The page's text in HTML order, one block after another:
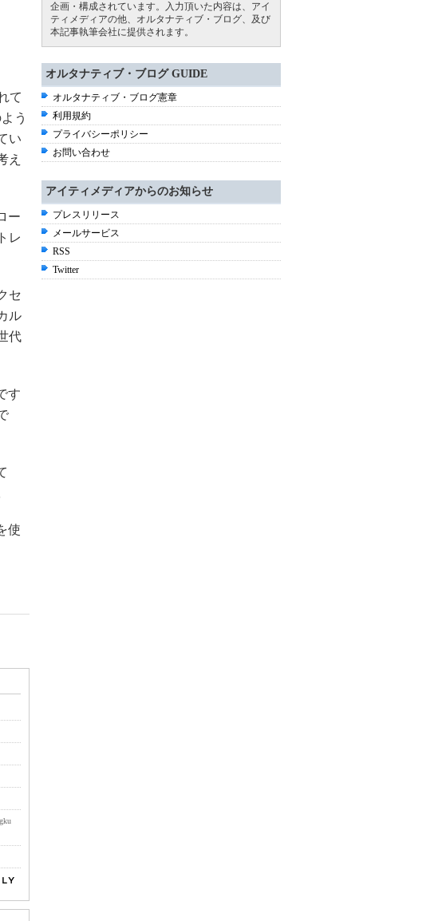
て
う
い
え
ー
レ
セ
ル
代
す
使
企画・構成されています。入力頂いた内容は、アイ
ティメディアの他、オルタナティブ・ブログ、及び
本記事執筆会社に提供されます。
オルタナティブ・ブログ GUIDE
オルタナティブ・ブログ憲章
利用規約
プライバシーポリシー
お問い合わせ
アイティメディアからのお知らせ
プレスリリース
メールサービス
RSS
Twitter